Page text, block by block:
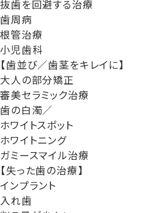
抜歯を回避する治療
歯周病
根管治療
小児歯科
【歯並び／歯茎をキレイに】
大人の部分矯正
審美セラミック治療
歯の白濁／
ホワイトスポット
ホワイトニング
ガミースマイル治療
【失った歯の治療】
インプラント
入れ歯